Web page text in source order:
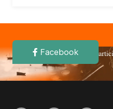
Facebook